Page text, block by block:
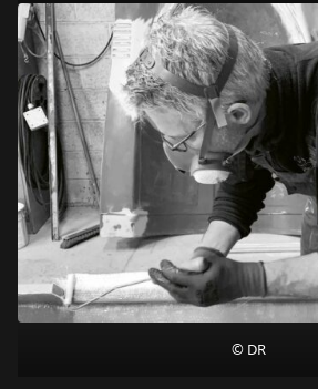
© DR